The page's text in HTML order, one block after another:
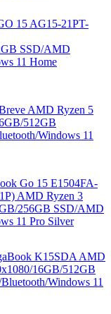
15 AG15-21PT-
SSD/AMD
11 Home
AMD Ryzen 5
512GB
Windows 11
Go 15 E1504FA-
AMD Ryzen 3
256GB SSD/AMD
11 Pro Silver
K15SDA AMD
16GB/512GB
Windows 11